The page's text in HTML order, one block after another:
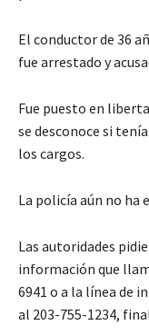
El conductor de 36
fue arrestado y
Fue puesto en
se desconoce si
los cargos.
La policía aún no ha
Las autoridades
información que
6941 o a la línea de
al 203-755-1234,